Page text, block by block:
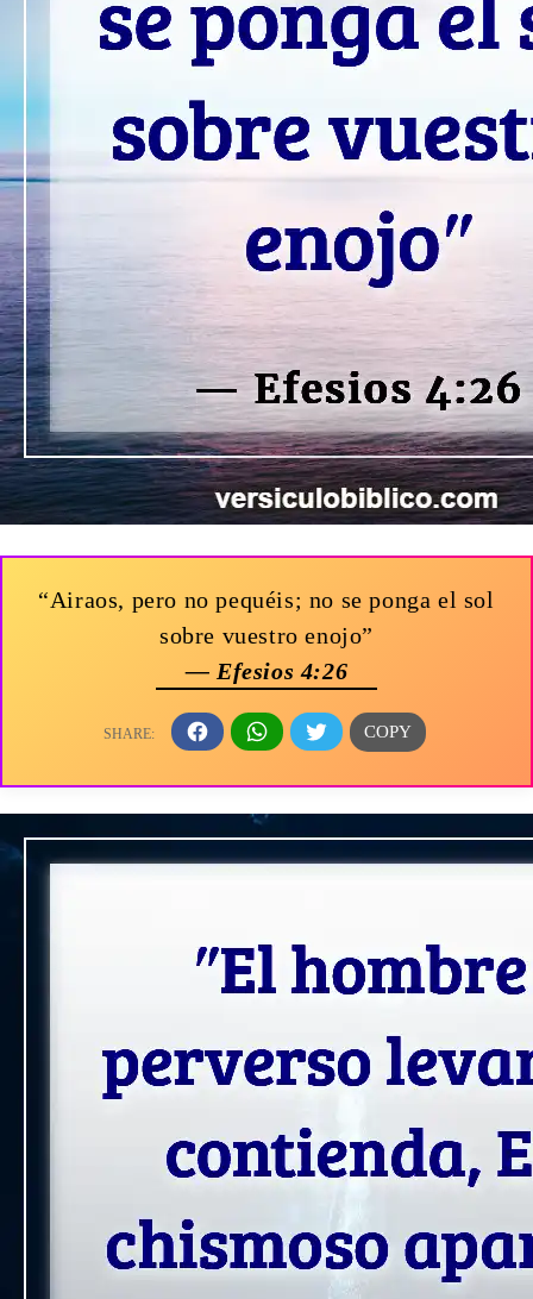
“Airaos, pero no pequéis; no se ponga el sol
sobre vuestro enojo”
— Efesios 4:26